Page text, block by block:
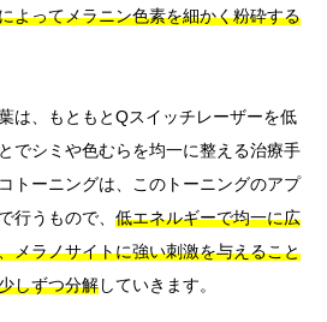
よってメラニン色素を細かく粉砕する
は、もともとQスイッチレーザーを低
でシミや色むらを均一に整える治療手
トーニングは、このトーニングのアプ
行うもので、 低エネルギーで均一に広
メラノサイトに強い刺激を与えること
しずつ分解していきます。